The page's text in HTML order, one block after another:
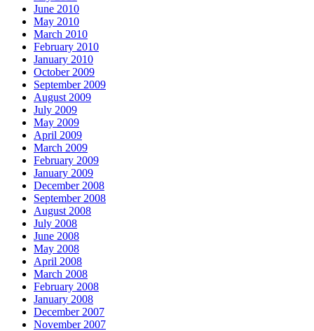
June 2010
May 2010
March 2010
February 2010
January 2010
October 2009
September 2009
August 2009
July 2009
May 2009
April 2009
March 2009
February 2009
January 2009
December 2008
September 2008
August 2008
July 2008
June 2008
May 2008
April 2008
March 2008
February 2008
January 2008
December 2007
November 2007